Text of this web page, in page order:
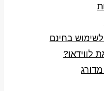
בחינם
לווידאו?